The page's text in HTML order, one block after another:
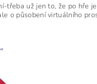
třeba už jen to, že po hře
o působení virtuálního